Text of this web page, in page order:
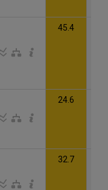
45.4
24.6
32.7